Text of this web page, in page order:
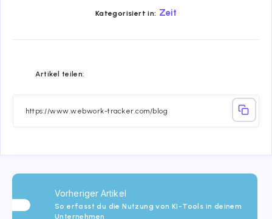
Kategorisiert in: Zeit
Artikel teilen:
Whatsapp
Vorheriger Artikel
So erfasst du die Nutzung von KI-Tools in deinem
Unternehmen